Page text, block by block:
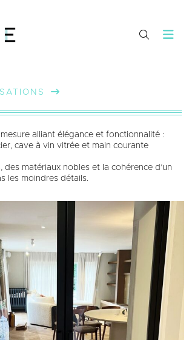
alliant élégance et fonctionnalité :
cave à vin vitrée et main courante
des matériaux nobles et la cohérence d’un
les moindres détails.